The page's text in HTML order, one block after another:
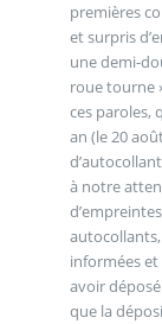
premières
et surpris
une demi-
roue tourne
ces paroles,
an (le 20
à notre
informées
avoir
que la